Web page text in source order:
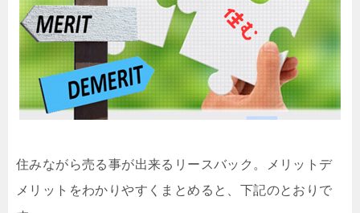
住みながら売る事が出来るリースバック。メリットデ
メリットをわかりやすくまとめると、下記のとおりで